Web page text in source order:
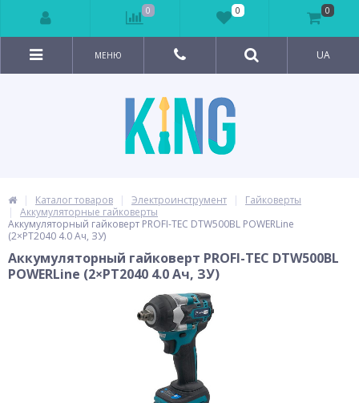
МЕНЮ UA
Каталог товаров Электроинструмент
Гайковерты
Аккумуляторные гайковерты
Аккумуляторный гайковерт PROFI-TEC DTW500BL POWERLine
(2×PT2040 4.0 Ач, ЗУ)
Аккумуляторный гайковерт PROFI-TEC DTW500BL
POWERLine (2×PT2040 4.0 Ач, ЗУ)
0 0 0